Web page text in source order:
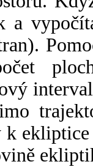
a
k